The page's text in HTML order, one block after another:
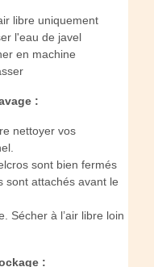
libre uniquement
l'eau de javel
en machine
:
nettoyer vos
sont bien fermés
sont attachés avant le
Sécher à l’air libre loin
: